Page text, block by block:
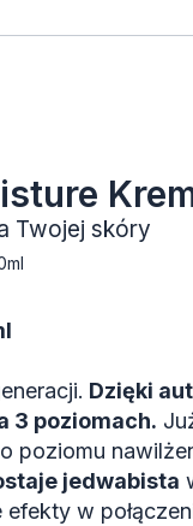
Twojej skóry
Dzięki
3 poziomach.
poziomu
jedwabista
w